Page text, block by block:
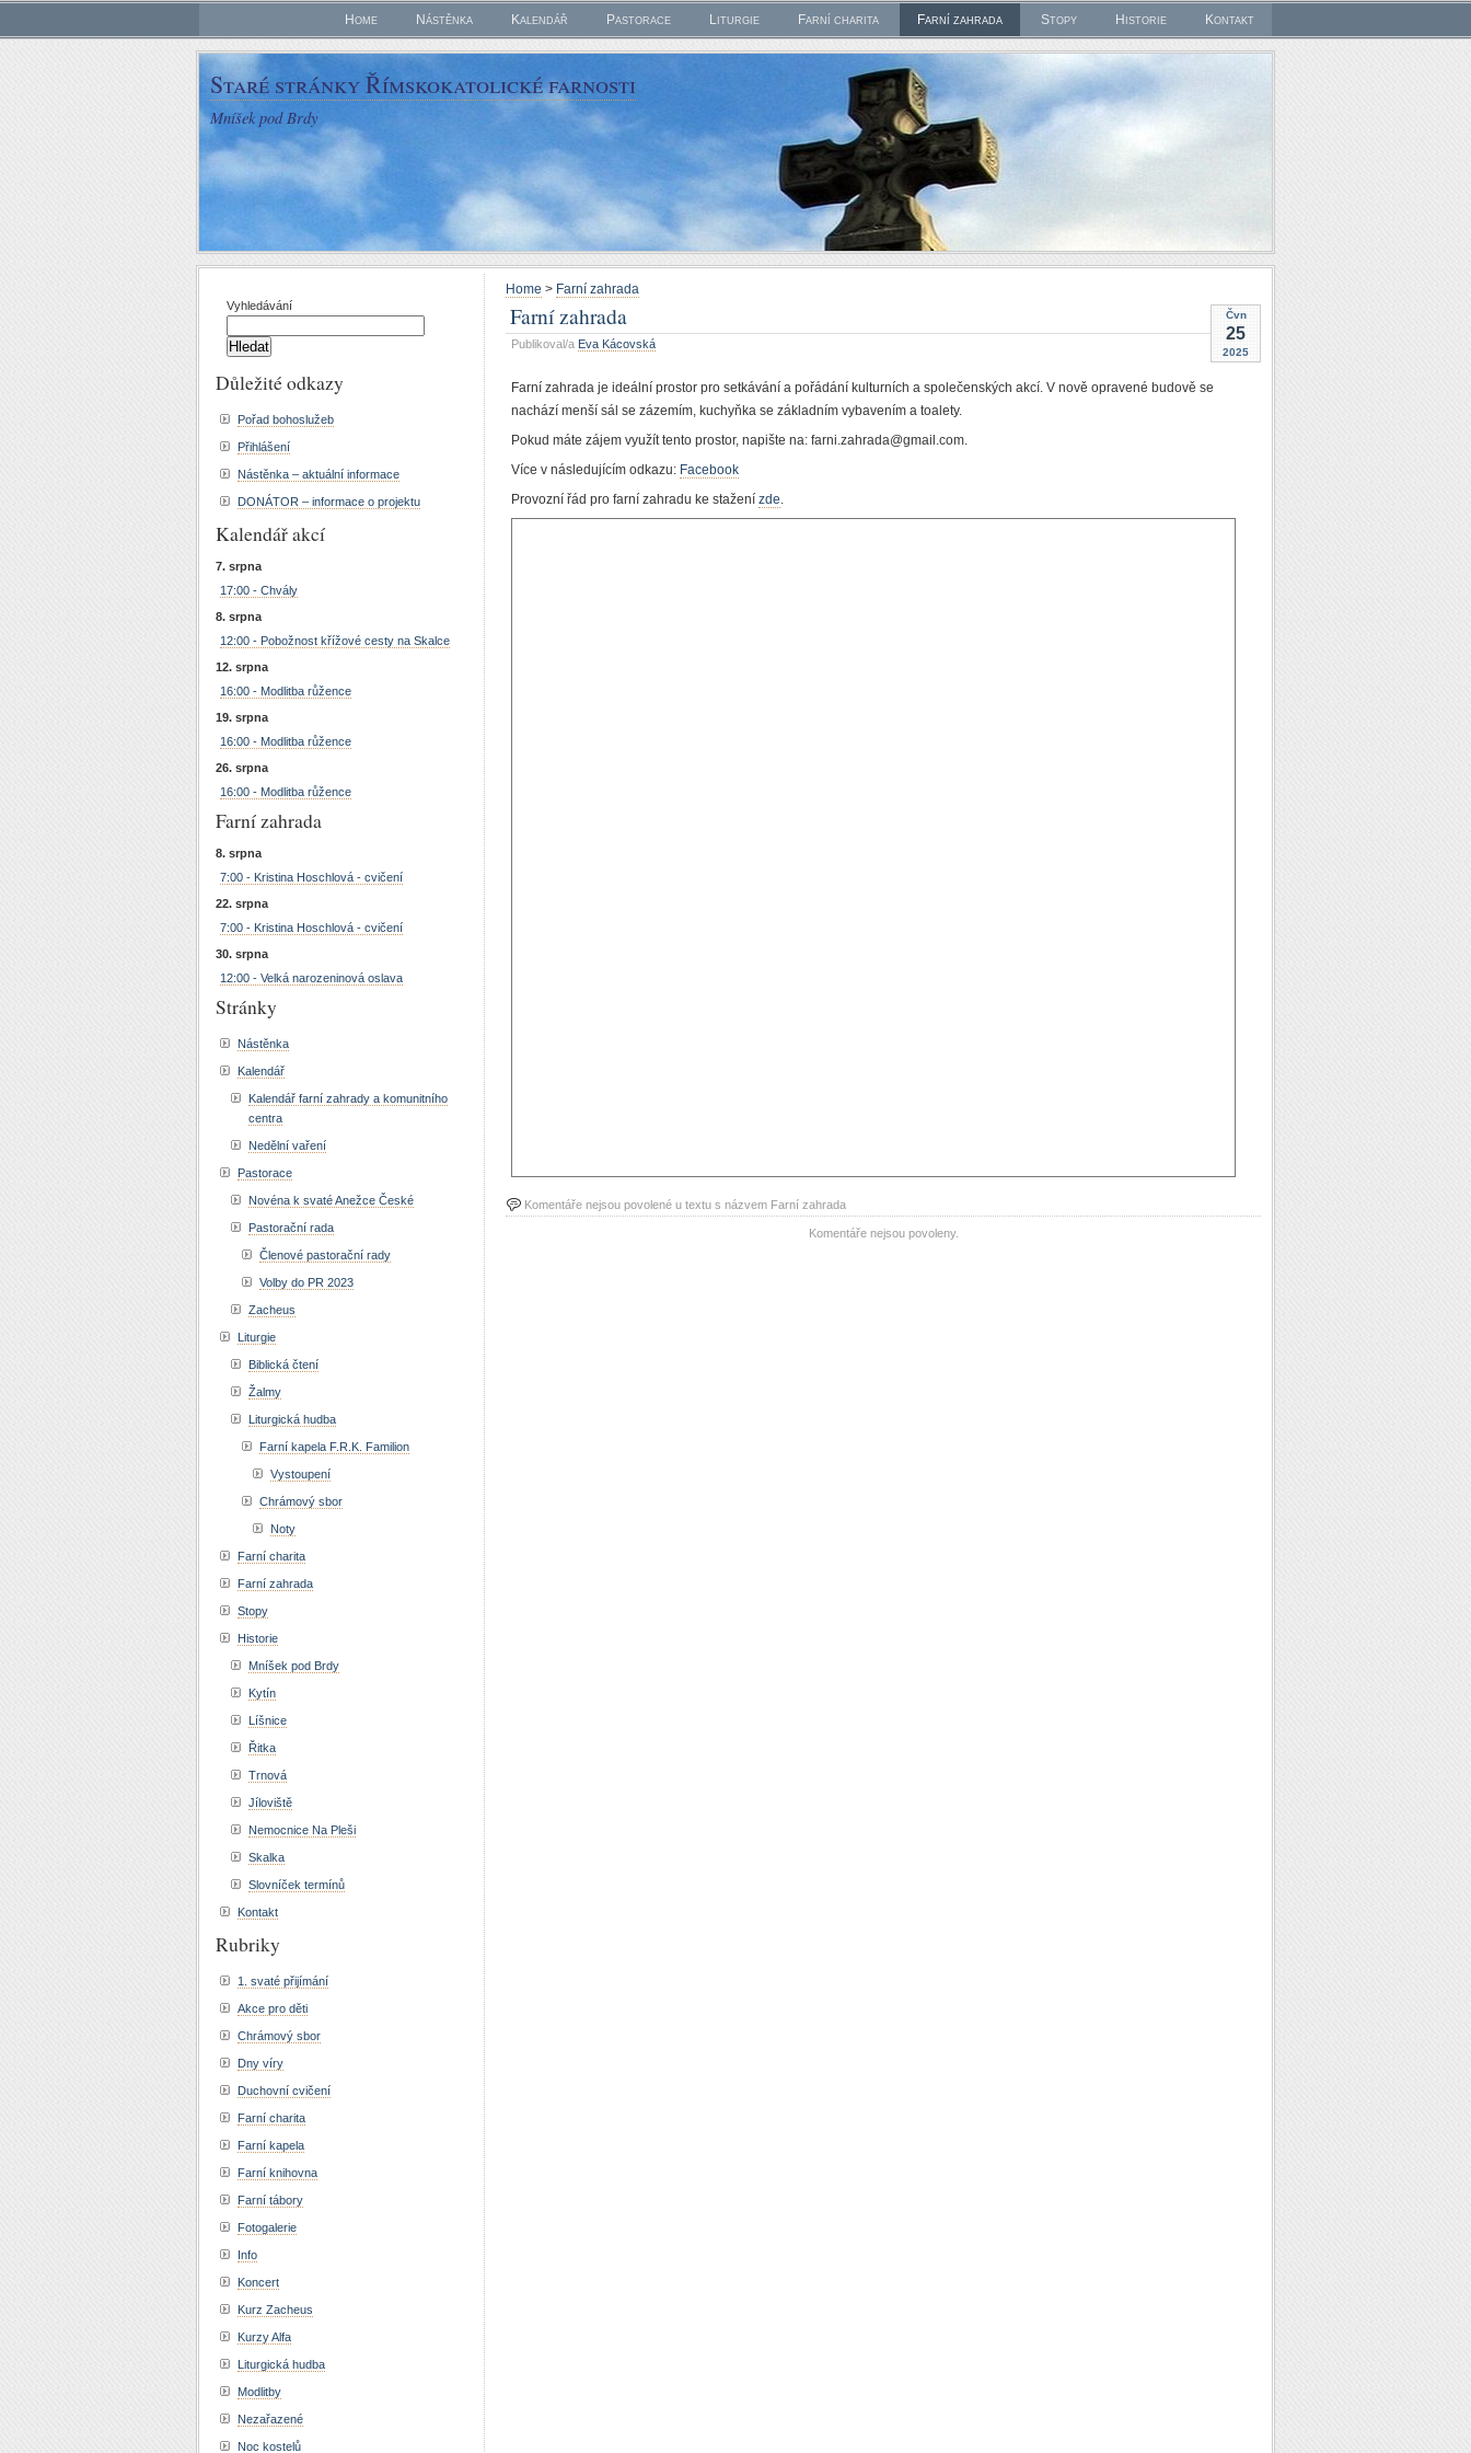
Home Nástěnka Kalendář Pastorace Liturgie Farní charita Farní zahrada Stopy Historie Kontakt
Staré stránky Římskokatolické farnosti
Mníšek pod Brdy
Home > Farní zahrada
Čvn
25
2025
Farní zahrada
Publikoval/a Eva Kácovská
Farní zahrada je ideální prostor pro setkávání a pořádání kulturních a společenských akcí. V nově opravené budově se
nachází menší sál se zázemím, kuchyňka se základním vybavením a toalety.
Pokud máte zájem využít tento prostor, napište na: farni.zahrada@gmail.com.
Více v následujícím odkazu: Facebook
Provozní řád pro farní zahradu ke stažení zde.
Komentáře nejsou povolené u textu s názvem Farní zahrada
Komentáře nejsou povoleny.
Vyhledávání
Důležité odkazy
Pořad bohoslužeb
Přihlášení
Nástěnka – aktuální informace
DONÁTOR – informace o projektu
Kalendář akcí
7. srpna
17:00 - Chvály
8. srpna
12:00 - Pobožnost křížové cesty na Skalce
12. srpna
16:00 - Modlitba růžence
19. srpna
16:00 - Modlitba růžence
26. srpna
16:00 - Modlitba růžence
Farní zahrada
8. srpna
7:00 - Kristina Hoschlová - cvičení
22. srpna
7:00 - Kristina Hoschlová - cvičení
30. srpna
12:00 - Velká narozeninová oslava
Stránky
Nástěnka
Kalendář
Kalendář farní zahrady a komunitního
centra
Nedělní vaření
Pastorace
Novéna k svaté Anežce České
Pastorační rada
Členové pastorační rady
Volby do PR 2023
Zacheus
Liturgie
Biblická čtení
Žalmy
Liturgická hudba
Farní kapela F.R.K. Familion
Vystoupení
Chrámový sbor
Noty
Farní charita
Farní zahrada
Stopy
Historie
Mníšek pod Brdy
Kytín
Líšnice
Řitka
Trnová
Jíloviště
Nemocnice Na Pleši
Skalka
Slovníček termínů
Kontakt
Rubriky
1. svaté přijímání
Akce pro děti
Chrámový sbor
Dny víry
Duchovní cvičení
Farní charita
Farní kapela
Farní knihovna
Farní tábory
Fotogalerie
Info
Koncert
Kurz Zacheus
Kurzy Alfa
Liturgická hudba
Modlitby
Nezařazené
Noc kostelů